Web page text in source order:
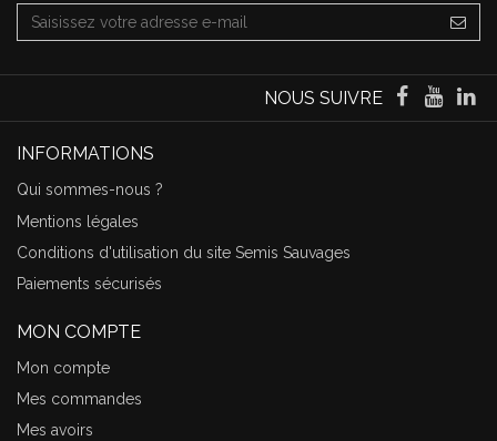
NOUS SUIVRE
INFORMATIONS
Qui sommes-nous ?
Mentions légales
Conditions d'utilisation du site Semis Sauvages
Paiements sécurisés
MON COMPTE
Mon compte
Mes commandes
Mes avoirs